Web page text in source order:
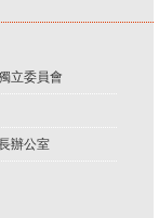
立委員會
辦公室